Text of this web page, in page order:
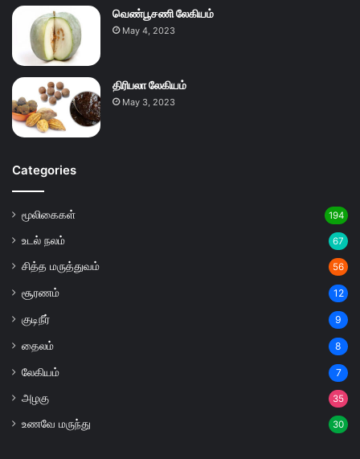
வெண்பூசணி லேகியம்
May 4, 2023
திரிபலா லேகியம்
May 3, 2023
Categories
மூலிகைகள் 194
உடல் நலம் 67
சித்த மருத்துவம் 56
சூரணம் 12
குடிநீர் 9
தைலம் 8
லேகியம் 7
அழகு 35
உணவே மருந்து 30